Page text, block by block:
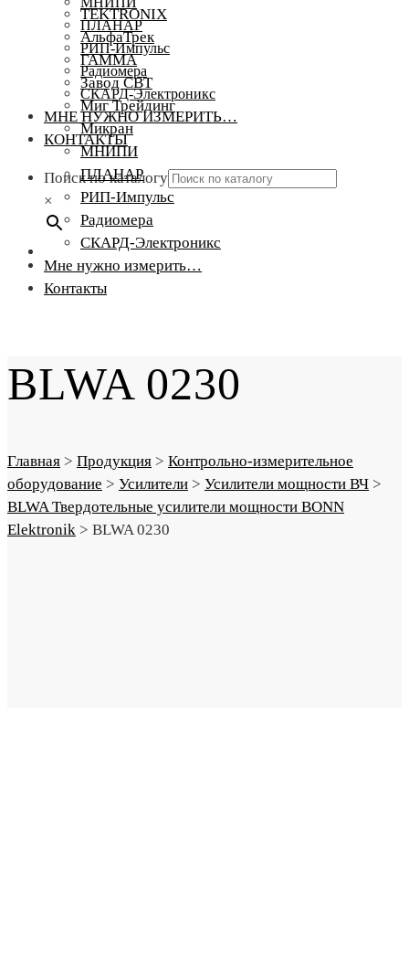
ПЛАНАР
РИП-Импульс
Радиомера
СКАРД-Электроникс
МНЕ НУЖНО ИЗМЕРИТЬ…
КОНТАКТЫ
Поиск по каталогу
×
TEKTRONIX
АльфаТрек
ГАММА
Завод СВТ
Миг Трейдинг
Микран
МНИПИ
ПЛАНАР
РИП-Импульс
Радиомера
СКАРД-Электроникс
Мне нужно измерить…
Контакты
BLWA 0230
Главная > Продукция > Контрольно-измерительное
оборудование > Усилители > Усилители мощности ВЧ >
BLWA Твердотельные усилители мощности BONN
Elektronik > BLWA 0230